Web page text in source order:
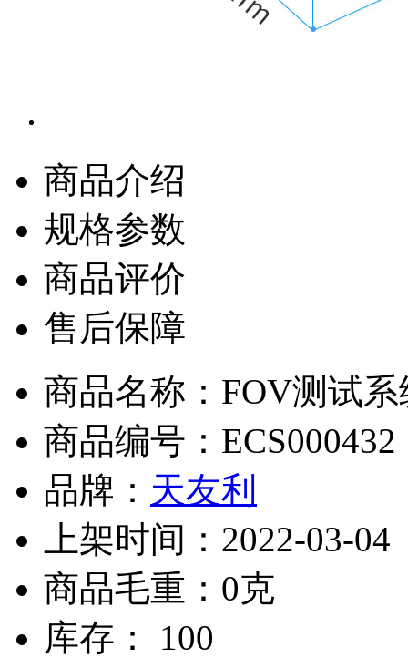
商品介绍
规格参数
商品评价
售后保障
商品名称：FOV测试系
商品编号：ECS000432
品牌： 天友利
上架时间：2022-03-04
商品毛重：0克
库存： 100